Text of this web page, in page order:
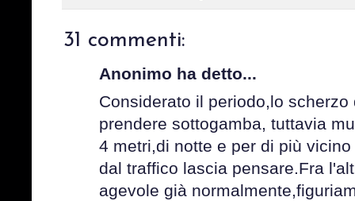
31 commenti:
Anonimo ha detto...
Considerato il periodo,lo
prendere sottogamba, tuttavia
4 metri,di notte e per di più
dal traffico lascia pensare.Fra
agevole già